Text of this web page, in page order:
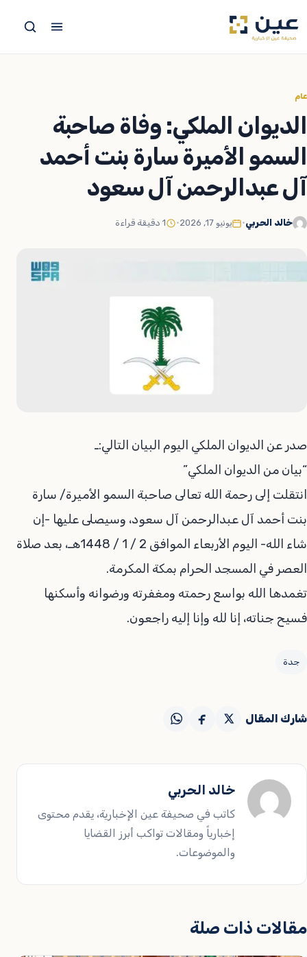
إلى
عام
الديوان الملكي: وفاة صاحبة
السمو الأميرة سارة بنت أحمد
آل عبدالرحمن آل سعود
خالد الحربي• يونيو 17, 2026 • 1 دقيقة قراءة
صدر عن الديوان الملكي اليوم البيان التالي:ـ
“بيان من الديوان الملكي”
انتقلت إلى رحمة الله تعالى صاحبة السمو الأميرة/ سارة
بنت أحمد آل عبدالرحمن آل سعود، وسيصلى عليها -إن
شاء الله- اليوم الأربعاء الموافق 2 / 1 / 1448هـ، بعد صلاة
العصر في المسجد الحرام بمكة المكرمة.
تغمدها الله بواسع رحمته ومغفرته ورضوانه وأسكنها
فسيح جناته، إنا لله وإنا إليه راجعون.
جدة
شارك المقال
خالد الحربي
كاتب في صحيفة عين الإخبارية، يقدم محتوى
إخبارياً ومقالات تواكب أبرز القضايا
والموضوعات.
مقالات ذات صلة